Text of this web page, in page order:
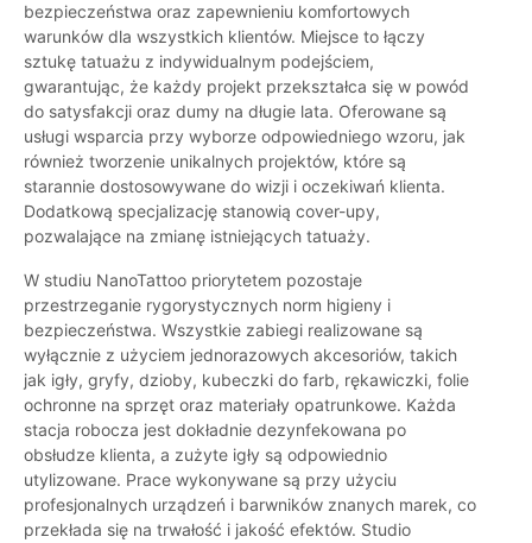
bezpieczeństwa oraz zapewnieniu komfortowych
warunków dla wszystkich klientów. Miejsce to łączy
sztukę tatuażu z indywidualnym podejściem,
gwarantując, że każdy projekt przekształca się w powód
do satysfakcji oraz dumy na długie lata. Oferowane są
usługi wsparcia przy wyborze odpowiedniego wzoru, jak
również tworzenie unikalnych projektów, które są
starannie dostosowywane do wizji i oczekiwań klienta.
Dodatkową specjalizację stanowią cover-upy,
pozwalające na zmianę istniejących tatuaży.
W studiu NanoTattoo priorytetem pozostaje
przestrzeganie rygorystycznych norm higieny i
bezpieczeństwa. Wszystkie zabiegi realizowane są
wyłącznie z użyciem jednorazowych akcesoriów, takich
jak igły, gryfy, dzioby, kubeczki do farb, rękawiczki, folie
ochronne na sprzęt oraz materiały opatrunkowe. Każda
stacja robocza jest dokładnie dezynfekowana po
obsłudze klienta, a zużyte igły są odpowiednio
utylizowane. Prace wykonywane są przy użyciu
profesjonalnych urządzeń i barwników znanych marek, co
przekłada się na trwałość i jakość efektów. Studio